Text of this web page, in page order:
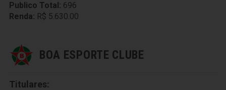
Publico Total: 696
Renda: R$ 5.630.00
BOA ESPORTE CLUBE
Titulares: